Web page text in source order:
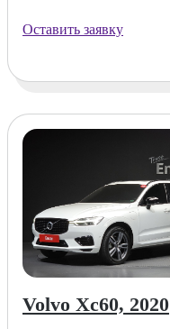
Оставить заявку
Volvo Xc60, 2020